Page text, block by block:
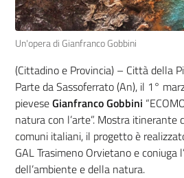
Un'opera di Gianfranco Gobbini
(Cittadino e Provincia) – Città della
Parte da Sassoferrato (An), il 1°
pieveseGianfranco Gobbini
natura con l’arte”. Mostra itinerante
comuni italiani, il progetto è
GAL Trasimeno Orvietano e coniuga
dell’ambiente e della natura.